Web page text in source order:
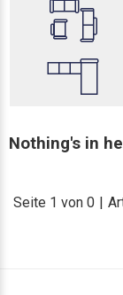
Nothing's in
Seite 1 von 0